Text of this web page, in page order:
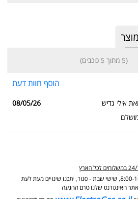
(5 מתוך 5 כוכבים)
הוסף חוות דעת
אילי גדיש
08/05/26
יתכנו שינויים מעת לעת
האינטרנט שלנו טרם ההגעה